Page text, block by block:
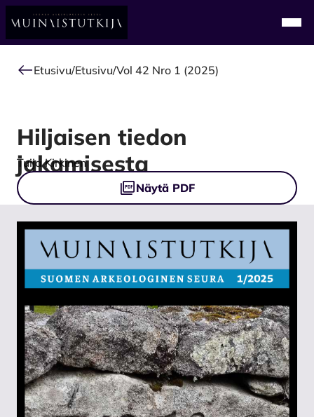
Alkuun
Etusivu/Etusivu/Vol 42 Nro 1 (2025)
Hiljaisen tiedon
jakamisesta
Authors
Tuija Kirkinen
Tiedostot
Näytä PDF